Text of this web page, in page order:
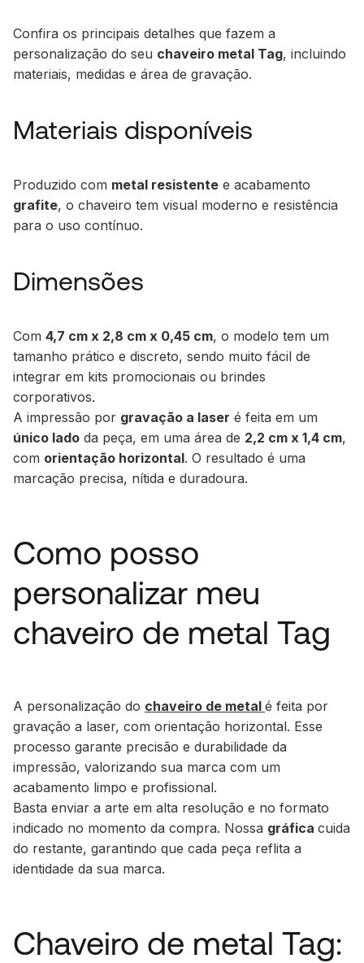
Confira os principais detalhes que fazem a
personalização do seu chaveiro metal Tag, incluindo
materiais, medidas e área de gravação.
Materiais disponíveis
Produzido com metal resistente e acabamento
grafite, o chaveiro tem visual moderno e resistência
para o uso contínuo.
Dimensões
Com 4,7 cm x 2,8 cm x 0,45 cm, o modelo tem um
tamanho prático e discreto, sendo muito fácil de
integrar em kits promocionais ou brindes
corporativos.
A impressão por gravação a laser é feita em um
único lado da peça, em uma área de 2,2 cm x 1,4 cm,
com orientação horizontal. O resultado é uma
marcação precisa, nítida e duradoura.
Como posso
personalizar meu
chaveiro de metal Tag
A personalização do chaveiro de metal é feita por
gravação a laser, com orientação horizontal. Esse
processo garante precisão e durabilidade da
impressão, valorizando sua marca com um
acabamento limpo e profissional.
Basta enviar a arte em alta resolução e no formato
indicado no momento da compra. Nossa gráfica cuida
do restante, garantindo que cada peça reflita a
identidade da sua marca.
Chaveiro de metal Tag: